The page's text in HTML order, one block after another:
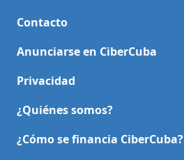
Contacto
Anunciarse en CiberCuba
Privacidad
¿Quiénes somos?
¿Cómo se financia CiberCuba?